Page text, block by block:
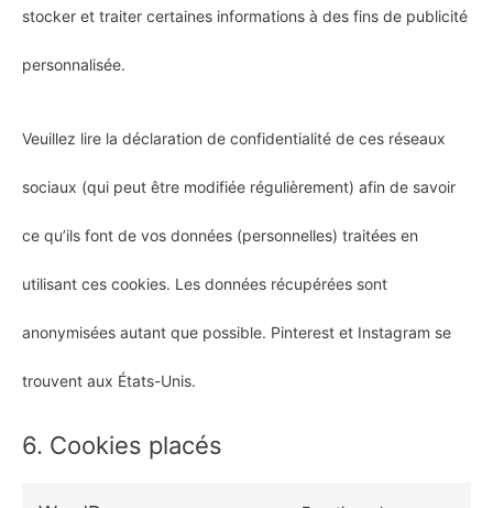
stocker et traiter certaines informations à des fins de publicité
personnalisée.
Veuillez lire la déclaration de confidentialité de ces réseaux
sociaux (qui peut être modifiée régulièrement) afin de savoir
ce qu’ils font de vos données (personnelles) traitées en
utilisant ces cookies. Les données récupérées sont
anonymisées autant que possible. Pinterest et Instagram se
trouvent aux États-Unis.
6. Cookies placés